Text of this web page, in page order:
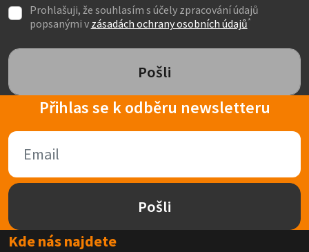
Prohlašuji, že souhlasím s účely zpracování údajů
popsanými v zásadách ochrany osobních údajů*
Pošli
Přihlas se k odběru newsletteru
Pošli
Kde nás najdete